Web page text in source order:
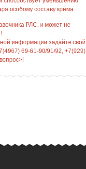
особому составу крема.
РЛС, и может не
информации задайте свой
69-61-90/91/92, +7(929)